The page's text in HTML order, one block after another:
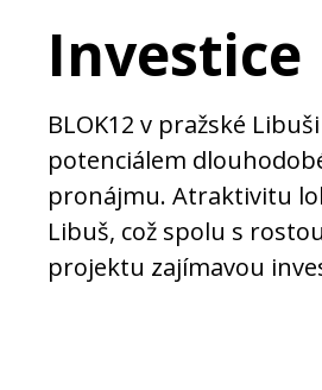
Investice
BLOK12 v pražské
potenciálem
pronájmu. Atraktivitu
Libuš, což spolu s
projektu zajímavou